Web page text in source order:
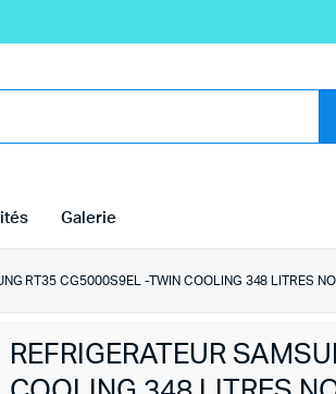
Galerie
RT35 CG5000S9EL -TWIN COOLING 348 LITRES
REFRIGERATEUR